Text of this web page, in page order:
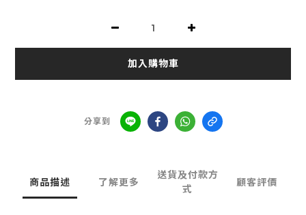
加入購物車
分享到
商品描述 了解更多
送貨及付款方
式
顧客評價